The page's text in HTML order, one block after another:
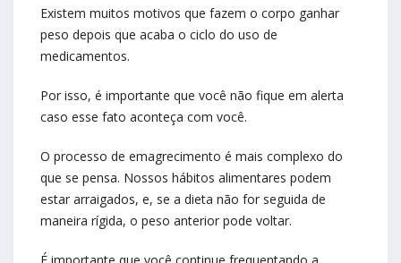
Existem muitos motivos que fazem o corpo ganhar
peso depois que acaba o ciclo do uso de
medicamentos.
Por isso, é importante que você não fique em alerta
caso esse fato aconteça com você.
O processo de emagrecimento é mais complexo do
que se pensa. Nossos hábitos alimentares podem
estar arraigados, e, se a dieta não for seguida de
maneira rígida, o peso anterior pode voltar.